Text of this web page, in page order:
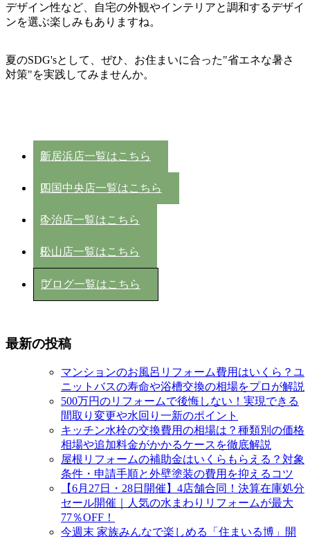
デザイン性など、自宅の外観やインテリアと調和するデザイ
ンを選ぶ楽しみもありますね。
夏のSDG'sとして、ぜひ、お住まいに合った"省エネな暑さ
対策"を実践してみませんか。
新居浜店一覧はこちら
四国中央店一覧はこちら
今治店一覧はこちら
松山店一覧はこちら
ブログ一覧はこちら
最新の投稿
マンションのお風呂リフォーム費用はいくら？ユ
ニットバスの寿命や浴槽交換の相場をプロが解説
500万円のリフォームで後悔しない！実現できる
間取り変更や水回り一新のポイント
キッチン水栓の交換費用の相場は？種類別の価格
相場や追加料金がかかるケースを徹底解説
屋根リフォームの補助金はいくらもらえる？対象
条件・申請手順と外壁塗装の費用を抑えるコツ
【6月27日・28日開催】4店舗合同！決算在庫処分
セール開催｜人気の水まわりリフォームが最大
77％OFF！
今週末 家族みんなで楽しめる「住まいる博」開